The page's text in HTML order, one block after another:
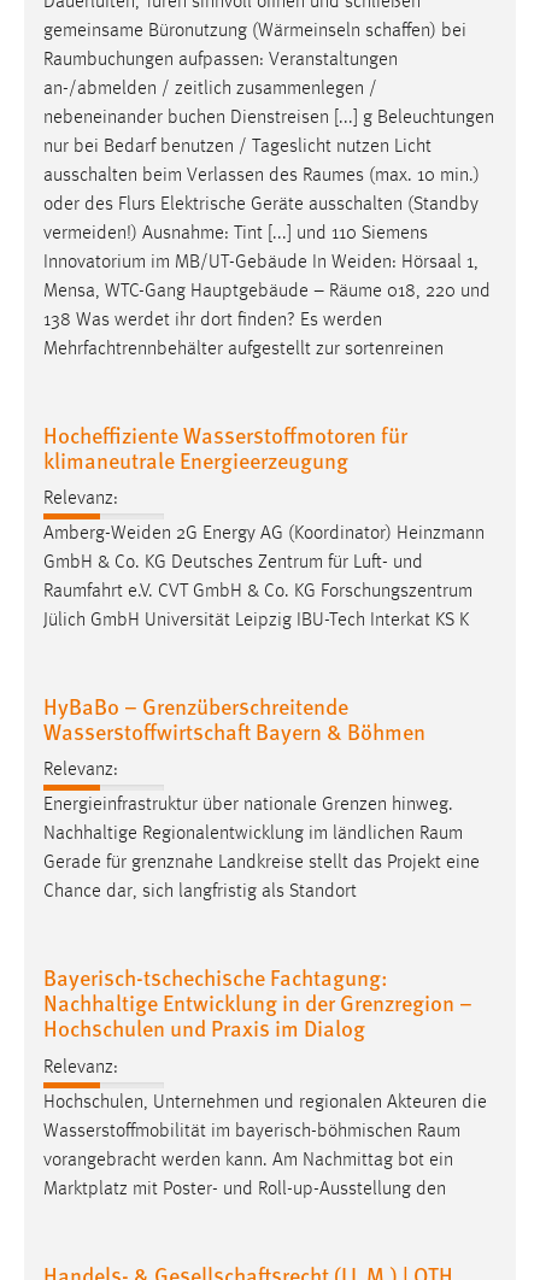
gemeinsame Büronutzung (Wärmeinseln schaffen) bei
Raumbuchungen aufpassen: Veranstaltungen
an-/abmelden / zeitlich zusammenlegen /
nebeneinander buchen Dienstreisen [...] g Beleuchtungen
nur bei Bedarf benutzen / Tageslicht nutzen Licht
ausschalten beim Verlassen des Raumes (max. 10 min.)
oder des Flurs Elektrische Geräte ausschalten (Standby
vermeiden!) Ausnahme: Tint [...] und 110 Siemens
Innovatorium im MB/UT-Gebäude In Weiden: Hörsaal 1,
Mensa, WTC-Gang Hauptgebäude – Räume 018, 220 und
138 Was werdet ihr dort finden? Es werden
Mehrfachtrennbehälter aufgestellt zur sortenreinen
Hocheffiziente Wasserstoffmotoren für
klimaneutrale Energieerzeugung
Relevanz:
Amberg-Weiden 2G Energy AG (Koordinator) Heinzmann
GmbH & Co. KG Deutsches Zentrum für Luft- und
Raumfahrt e.V. CVT GmbH & Co. KG Forschungszentrum
Jülich GmbH Universität Leipzig IBU-Tech Interkat KS K
HyBaBo – Grenzüberschreitende
Wasserstoffwirtschaft Bayern & Böhmen
Relevanz:
Energieinfrastruktur über nationale Grenzen hinweg.
Nachhaltige Regionalentwicklung im ländlichen Raum
Gerade für grenznahe Landkreise stellt das Projekt eine
Chance dar, sich langfristig als Standort
Bayerisch-tschechische Fachtagung:
Nachhaltige Entwicklung in der Grenzregion –
Hochschulen und Praxis im Dialog
Relevanz:
Hochschulen, Unternehmen und regionalen Akteuren die
Wasserstoffmobilität im bayerisch-böhmischen Raum
vorangebracht werden kann. Am Nachmittag bot ein
Marktplatz mit Poster- und Roll-up-Ausstellung den